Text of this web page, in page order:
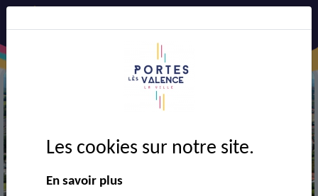
Les cookies sur notre site.
En savoir plus